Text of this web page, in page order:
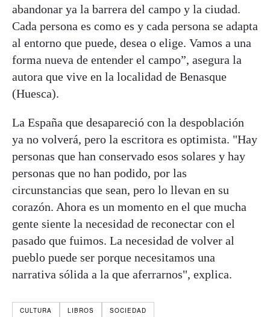
abandonar ya la barrera del campo y la ciudad.
Cada persona es como es y cada persona se adapta
al entorno que puede, desea o elige. Vamos a una
forma nueva de entender el campo”, asegura la
autora que vive en la localidad de Benasque
(Huesca).
La España que desapareció con la despoblación
ya no volverá, pero la escritora es optimista. "Hay
personas que han conservado esos solares y hay
personas que no han podido, por las
circunstancias que sean, pero lo llevan en su
corazón. Ahora es un momento en el que mucha
gente siente la necesidad de reconectar con el
pasado que fuimos. La necesidad de volver al
pueblo puede ser porque necesitamos una
narrativa sólida a la que aferrarnos", explica.
CULTURA LIBROS SOCIEDAD